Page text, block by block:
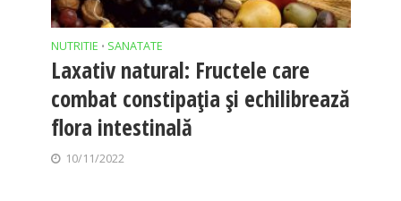
NUTRITIE • SANATATE
Laxativ natural: Fructele care
combat constipația și echilibrează
flora intestinală
10/11/2022